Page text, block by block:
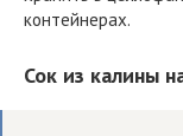
контейнерах.
Сок из калины